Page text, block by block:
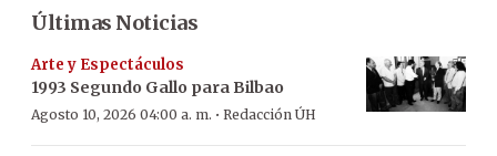
Últimas Noticias
Arte y Espectáculos
1993 Segundo Gallo para Bilbao
Agosto 10, 2026 04:00 a. m. · Redacción ÚH